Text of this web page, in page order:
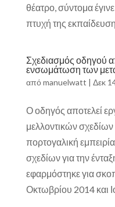
θέατρο, σύντομα
πτυχή της
Σχεδιασμός οδηγού
ενσωμάτωση των
απόmanuelwatt | Δεκ
Ο οδηγός αποτελεί
μελλοντικών
πορτογαλική
σχεδίων για την
εφαρμόστηκε για
Οκτωβρίου 2014 και